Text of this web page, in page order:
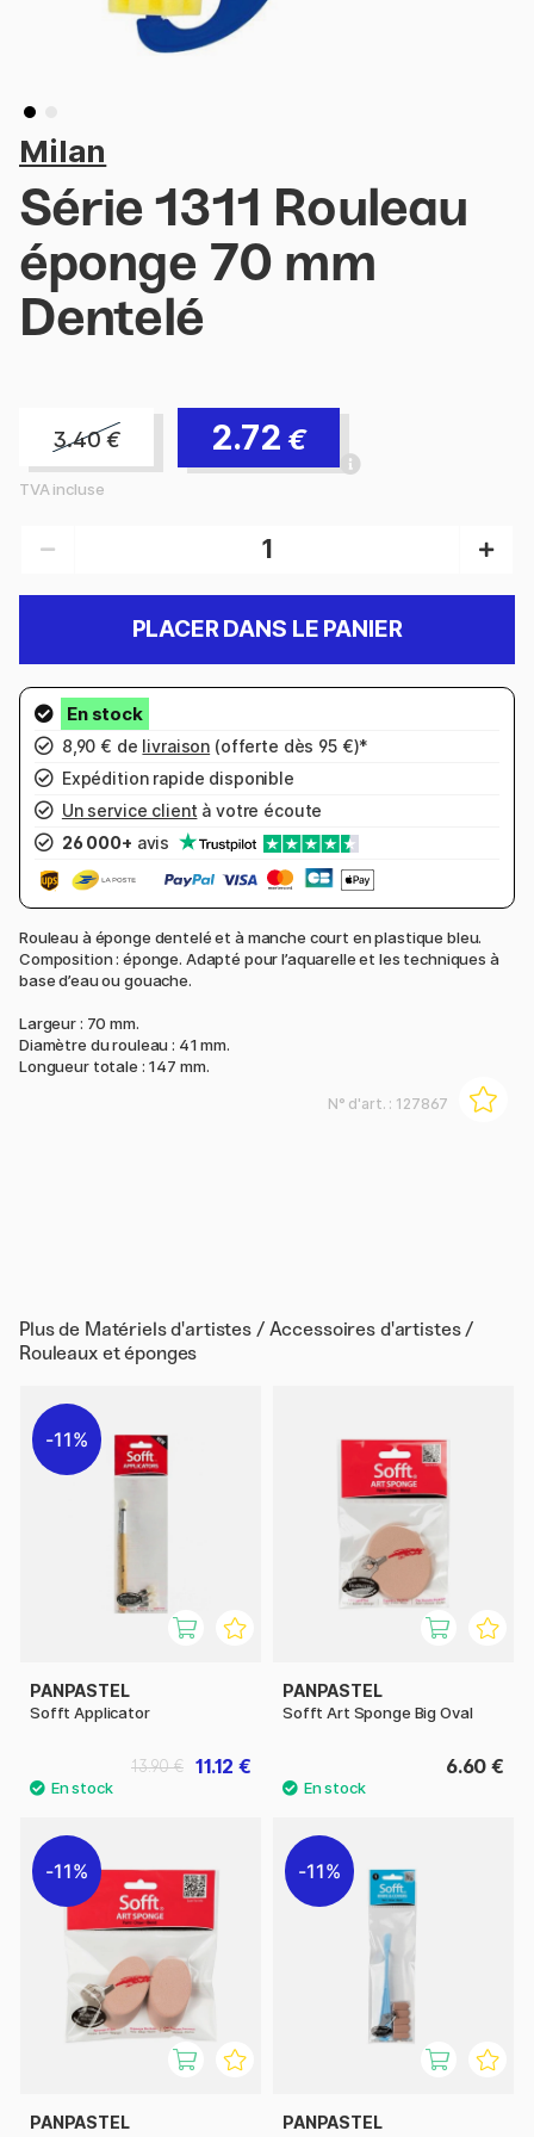
Milan
Série 1311 Rouleau
éponge 70 mm
Dentelé
3.40€ 2.72 €
TVA incluse
PLACER DANS LE PANIER
8,90 € de livraison (offerte dès 95 €)*
Expédition rapide disponible
Un service client à votre écoute
26 000+ avis
Rouleau à éponge dentelé et à manche court en plastique bleu.
Composition : éponge. Adapté pour l’aquarelle et les techniques à
base d’eau ou gouache.
Largeur : 70 mm.
Diamètre du rouleau : 41 mm.
Longueur totale : 147 mm.
N° d'art. : 127867
Plus de Matériels d'artistes / Accessoires d'artistes /
Rouleaux et éponges
11%
PANPASTEL
Sofft Applicator
11.12 €
13.90 €
PANPASTEL
Sofft Art Sponge Big Oval
6.60 €
11%
PANPASTEL
11%
PANPASTEL